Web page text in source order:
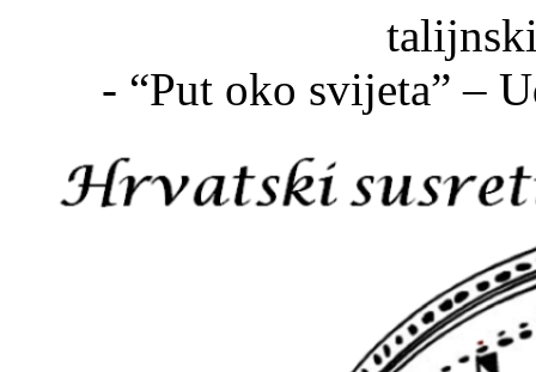
- “Put oko svijeta” –